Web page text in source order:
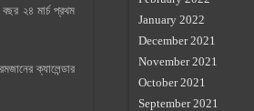
২৪ মার্চ প্রথম
ক্যালেন্ডার
January 2022
December 2021
November 2021
October 2021
September 2021